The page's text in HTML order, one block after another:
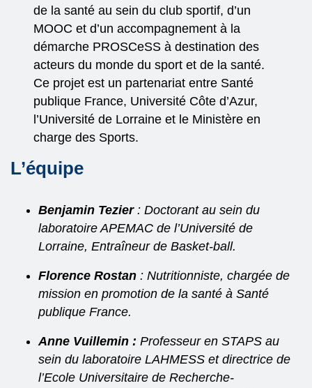
de la santé au sein du club sportif, d’un
MOOC et d’un accompagnement à la
démarche PROSCeSS à destination des
acteurs du monde du sport et de la santé.
Ce projet est un partenariat entre Santé
publique France, Université Côte d’Azur,
l’Université de Lorraine et le Ministère en
charge des Sports.
L’équipe
Benjamin Tezier: Doctorant au sein du
laboratoire APEMAC de l’Université de
Lorraine, Entraîneur de Basket-ball.
Florence Rostan : Nutritionniste, chargée de
mission en promotion de la santé à Santé
publique France.
Anne Vuillemin : Professeur en STAPS au
sein du laboratoire LAHMESS et directrice de
l’Ecole Universitaire de Recherche-